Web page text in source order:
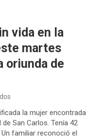
vida en la
martes
oriunda de
la mujer encontrada
San Carlos. Tenía 42
familiar reconoció el